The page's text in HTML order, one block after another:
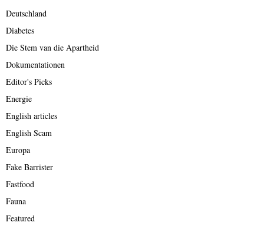
Deutschland
Diabetes
Die Stem van die Apartheid
Dokumentationen
Editor's Picks
Energie
English articles
English Scam
Europa
Fake Barrister
Fastfood
Fauna
Featured